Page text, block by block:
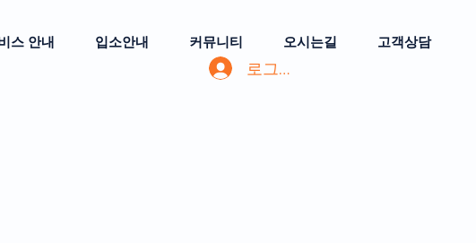
스 안내 입소안내 커뮤니티 오시는길 고객상담
로그인